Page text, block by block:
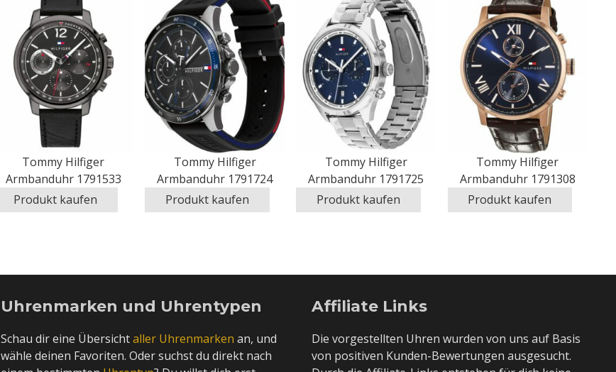
Tommy Hilfiger
Armbanduhr 1791533
Produkt kaufen
Tommy Hilfiger
Armbanduhr 1791724
Produkt kaufen
Tommy Hilfiger
Armbanduhr 1791725
Produkt kaufen
Tommy Hilfiger
Armbanduhr 1791308
Produkt kaufen
Uhrenmarken und Uhrentypen
Schau dir eine Übersichtaller Uhrenmarken an, und
wähle deinen Favoriten. Oder suchst du direkt nach
Affiliate Links
Die vorgestellten Uhren wurden von uns auf Basis
von positiven Kunden-Bewertungen ausgesucht.